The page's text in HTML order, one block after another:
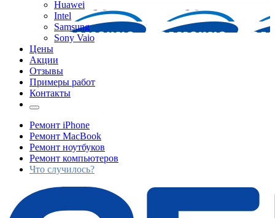
Huawei
Intel
Samsung
Sony Vaio
Цены
Акции
Отзывы
Примеры работ
Контакты
Ремонт iPhone
Ремонт MacBook
Ремонт ноутбуков
Ремонт компьютеров
Что случилось?